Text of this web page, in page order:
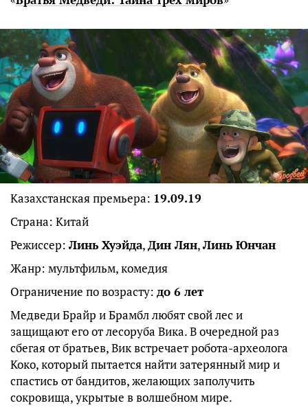
Казахстанская премьера: 19.09.19
Страна: Китай
Режиссер: Линь Хуэйда,Дин Лян,Линь Юнчан
Жанр: мультфильм, комедия
Ограничение по возрасту: до 6 лет
Медведи Брайр и Брамбл любят свой лес и
защищают его от лесоруба Вика. В очередной раз
сбегая от братьев, Вик встречает робота-археолога
Коко, который пытается найти затерянный мир и
спастись от бандитов, желающих заполучить
сокровища, укрытые в волшебном мире.